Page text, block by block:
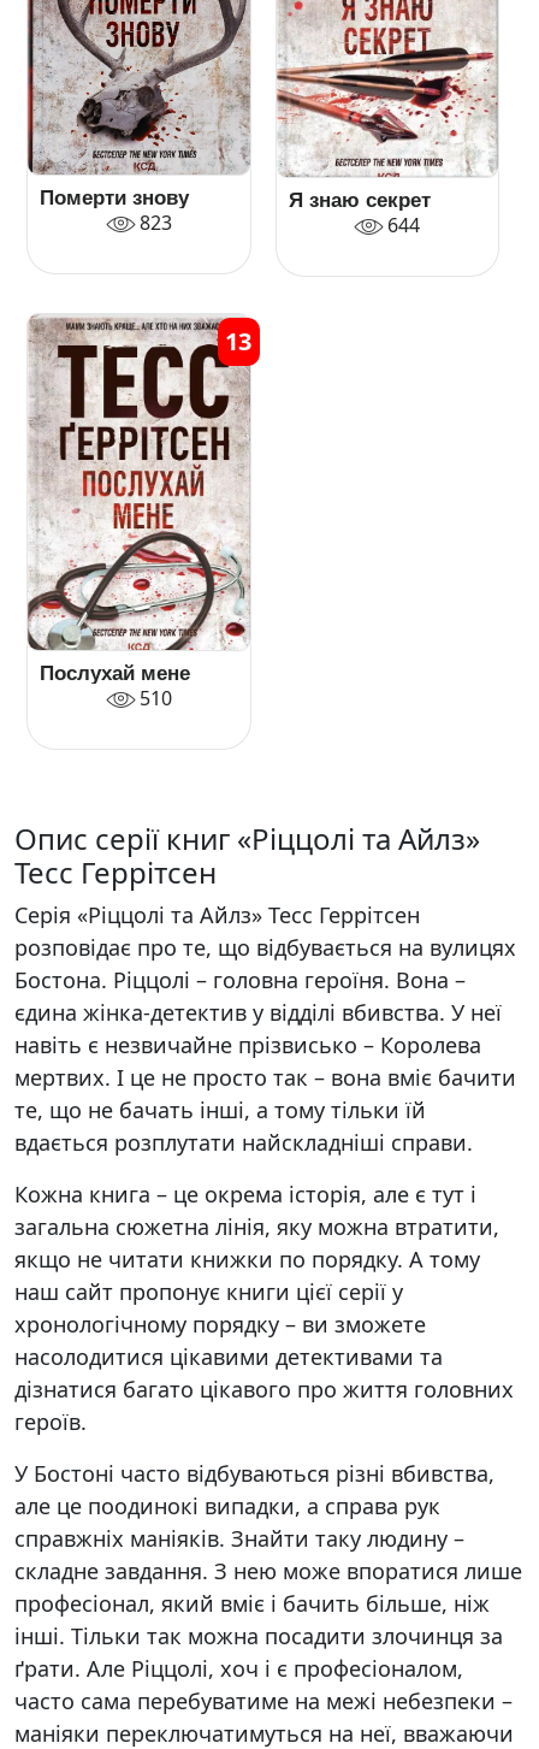
Померти знову
823
Я знаю секрет
644
Послухай мене
510
13
Опис серії книг «Ріццолі та Айлз»
Тесс Геррітсен
Серія «Ріццолі та Айлз» Тесс Геррітсен
розповідає про те, що відбувається на вулицях
Бостона. Ріццолі – головна героїня. Вона –
єдина жінка-детектив у відділі вбивства. У неї
навіть є незвичайне прізвисько – Королева
мертвих. І це не просто так – вона вміє бачити
те, що не бачать інші, а тому тільки їй
вдається розплутати найскладніші справи.
Кожна книга – це окрема історія, але є тут і
загальна сюжетна лінія, яку можна втратити,
якщо не читати книжки по порядку. А тому
наш сайт пропонує книги цієї серії у
хронологічному порядку – ви зможете
насолодитися цікавими детективами та
дізнатися багато цікавого про життя головних
героїв.
У Бостоні часто відбуваються різні вбивства,
але це поодинокі випадки, а справа рук
справжніх маніяків. Знайти таку людину –
складне завдання. З нею може впоратися лише
професіонал, який вміє і бачить більше, ніж
інші. Тільки так можна посадити злочинця за
ґрати. Але Ріццолі, хоч і є професіоналом,
часто сама перебуватиме на межі небезпеки –
маніяки переключатимуться на неї, вважаючи